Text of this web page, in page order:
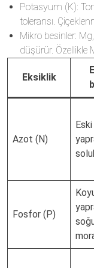
Potasyum (K):
toleransı.
Mikro besinler:
düşürür. Özellikle
Eksiklik
Azot (N)
Eski
Fosfor (P)